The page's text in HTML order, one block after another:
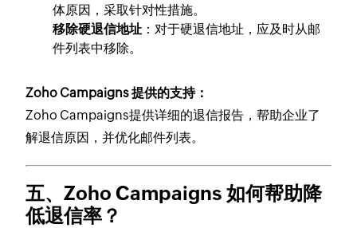
体原因，采取针对性措施。
移除硬退信地址 ：对于硬退信地址，应及时从邮
件列表中移除。
Zoho Campaigns 提供的支持：
Zoho Campaigns提供详细的退信报告，帮助企业了
解退信原因，并优化邮件列表。
五、Zoho Campaigns 如何帮助降
低退信率？